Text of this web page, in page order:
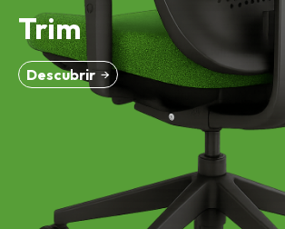
Trim
Descubrir